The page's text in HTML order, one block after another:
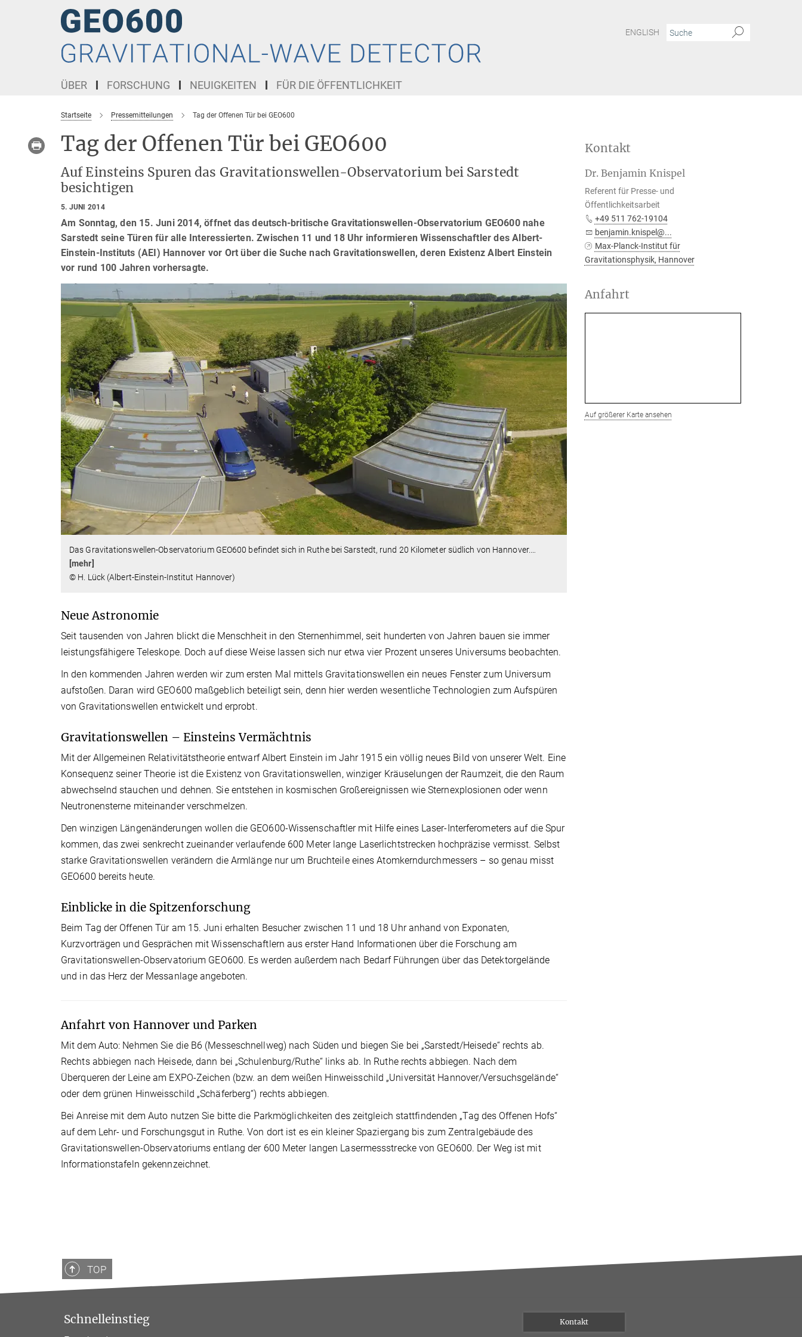
ENGLISH
ÜBER FORSCHUNG NEUIGKEITEN FÜR DIE ÖFFENTLICHKEIT
Startseite Pressemitteilungen Tag der Offenen Tür bei GEO600
Tag der Offenen Tür bei GEO600
Auf Einsteins Spuren das Gravitationswellen-Observatorium bei Sarstedt
besichtigen
5. JUNI 2014
Am Sonntag, den 15. Juni 2014, öffnet das deutsch-britische Gravitationswellen-Observatorium GEO600 nahe
Sarstedt seine Türen für alle Interessierten. Zwischen 11 und 18 Uhr informieren Wissenschaftler des Albert-
Einstein-Instituts (AEI) Hannover vor Ort über die Suche nach Gravitationswellen, deren Existenz Albert Einstein
vor rund 100 Jahren vorhersagte.
Das Gravitationswellen-Observatorium GEO600 befindet sich in Ruthe bei Sarstedt, rund 20 Kilometer südlich von Hannover.
[mehr]
© H. Lück (Albert-Einstein-Institut Hannover)
Neue Astronomie
Seit tausenden von Jahren blickt die Menschheit in den Sternenhimmel, seit hunderten von Jahren bauen sie immer
leistungsfähigere Teleskope. Doch auf diese Weise lassen sich nur etwa vier Prozent unseres Universums beobachten.
In den kommenden Jahren werden wir zum ersten Mal mittels Gravitationswellen ein neues Fenster zum Universum
aufstoßen. Daran wird GEO600 maßgeblich beteiligt sein, denn hier werden wesentliche Technologien zum Aufspüren
von Gravitationswellen entwickelt und erprobt.
Gravitationswellen – Einsteins Vermächtnis
Mit der Allgemeinen Relativitätstheorie entwarf Albert Einstein im Jahr 1915 ein völlig neues Bild von unserer Welt. Eine
Konsequenz seiner Theorie ist die Existenz von Gravitationswellen, winziger Kräuselungen der Raumzeit, die den Raum
abwechselnd stauchen und dehnen. Sie entstehen in kosmischen Großereignissen wie Sternexplosionen oder wenn
Neutronensterne miteinander verschmelzen.
Den winzigen Längenänderungen wollen die GEO600-Wissenschaftler mit Hilfe eines Laser-Interferometers auf die Spur
kommen, das zwei senkrecht zueinander verlaufende 600 Meter lange Laserlichtstrecken hochpräzise vermisst. Selbst
starke Gravitationswellen verändern die Armlänge nur um Bruchteile eines Atomkerndurchmessers – so genau misst
GEO600 bereits heute.
Einblicke in die Spitzenforschung
Beim Tag der Offenen Tür am 15. Juni erhalten Besucher zwischen 11 und 18 Uhr anhand von Exponaten,
Kurzvorträgen und Gesprächen mit Wissenschaftlern aus erster Hand Informationen über die Forschung am
Gravitationswellen-Observatorium GEO600. Es werden außerdem nach Bedarf Führungen über das Detektorgelände
und in das Herz der Messanlage angeboten.
Anfahrt von Hannover und Parken
Mit dem Auto: Nehmen Sie die B6 (Messeschnellweg) nach Süden und biegen Sie bei „Sarstedt/Heisede“ rechts ab.
Rechts abbiegen nach Heisede, dann bei „Schulenburg/Ruthe“ links ab. In Ruthe rechts abbiegen. Nach dem
Überqueren der Leine am EXPO-Zeichen (bzw. an dem weißen Hinweisschild „Universität Hannover/Versuchsgelände“
oder dem grünen Hinweisschild „Schäferberg“) rechts abbiegen.
Bei Anreise mit dem Auto nutzen Sie bitte die Parkmöglichkeiten des zeitgleich stattfindenden „Tag des Offenen Hofs“
auf dem Lehr- und Forschungsgut in Ruthe. Von dort ist es ein kleiner Spaziergang bis zum Zentralgebäude des
Gravitationswellen-Observatoriums entlang der 600 Meter langen Lasermessstrecke von GEO600. Der Weg ist mit
Informationstafeln gekennzeichnet.
Kontakt
Dr. Benjamin Knispel
Referent für Presse- und
Öffentlichkeitsarbeit
+49 511 762-19104
benjamin.knispel@...
Max-Planck-Institut für
Gravitationsphysik, Hannover
Anfahrt
Auf größerer Karte ansehen
TOP
Schnelleinstieg Kontakt